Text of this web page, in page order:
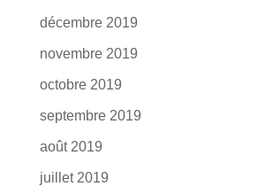
décembre 2019
novembre 2019
octobre 2019
septembre 2019
août 2019
juillet 2019